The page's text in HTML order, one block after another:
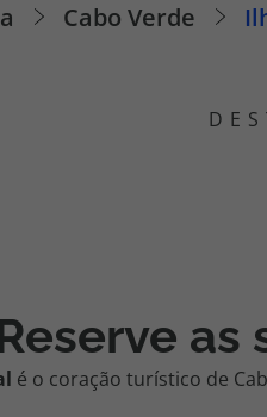
Cabo Verde
as
é o coração turístico de